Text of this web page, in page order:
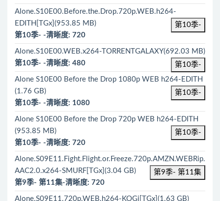
Alone.S10E00.Before.the.Drop.720p.WEB.h264-
EDITH[TGx](953.85 MB)
第10季-
第10季- -清晰度: 720
Alone.S10E00.WEB.x264-TORRENTGALAXY(692.03 MB)
第10季-
第10季- -清晰度: 480
Alone S10E00 Before the Drop 1080p WEB h264-EDITH
(1.76 GB)
第10季-
第10季- -清晰度: 1080
Alone S10E00 Before the Drop 720p WEB h264-EDITH
(953.85 MB)
第10季-
第10季- -清晰度: 720
Alone.S09E11.Fight.Flight.or.Freeze.720p.AMZN.WEBRip.
AAC2.0.x264-SMURF[TGx](3.04 GB)
第9季- 第11集
第9季- 第11集-清晰度: 720
Alone.S09E11.720p.WEB.h264-KOGi[TGx](1.63 GB)